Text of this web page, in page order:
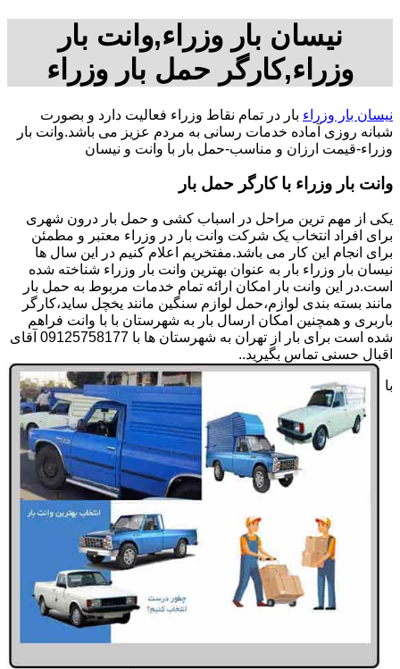
نیسان بار وزراء,وانت بار
وزراء,کارگر حمل بار وزراء
نیسان بار وزراء بار در تمام نقاط وزراء فعالیت دارد و بصورت
شبانه روزی آماده خدمات رسانی به مردم عزیز می باشد.وانت بار
وزراء-قیمت ارزان و مناسب-حمل بار با وانت و نیسان
وانت بار وزراء با کارگر حمل بار
یکی از مهم ترین مراحل در اسباب کشی و حمل بار درون شهری
برای افراد انتخاب یک شرکت وانت بار در وزراء معتبر و مطمئن
برای انجام این کار می باشد.مفتخریم اعلام کنیم در این سال ها
نیسان بار وزراء بار به عنوان بهترین وانت بار وزراء شناخته شده
است.در این وانت بار امکان ارائه تمام خدمات مربوط به حمل بار
مانند بسته بندی لوازم،حمل لوازم سنگین مانند یخچل ساید،کارگر
باربری و همچنین امکان ارسال بار به شهرستان با با وانت فراهم
شده است برای بار از تهران به شهرستان ها با 09125758177 آقای
اقبال حسنی تماس بگیرید..
با